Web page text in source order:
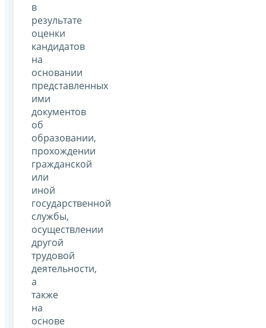
в
результате
оценки
кандидатов
на
основании
представленных
ими
документов
об
образовании,
прохождении
гражданской
или
иной
государственной
службы,
осуществлении
другой
трудовой
деятельности,
а
также
на
основе